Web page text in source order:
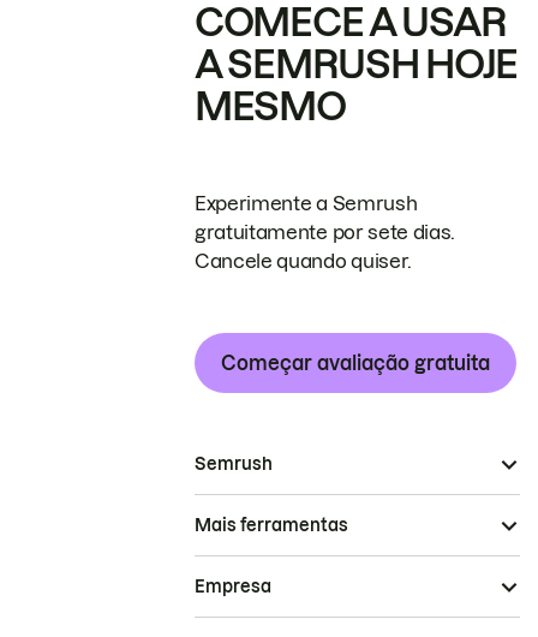
COMECE A USAR
A SEMRUSH HOJE
MESMO
Experimente a Semrush
gratuitamente por sete dias.
Cancele quando quiser.
Começar avaliação gratuita
Semrush
Mais ferramentas
Empresa